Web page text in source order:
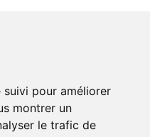
pour améliorer
montrer un
le trafic de